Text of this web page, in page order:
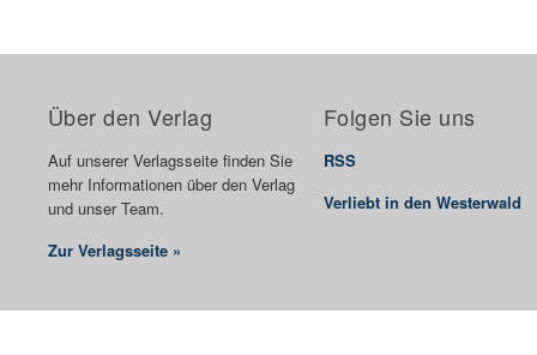
Über den Verlag
Auf unserer Verlagsseite finden Sie
mehr Informationen über den Verlag
und unser Team.
Zur Verlagsseite »
Folgen Sie uns
RSS
Verliebt in den Westerwald